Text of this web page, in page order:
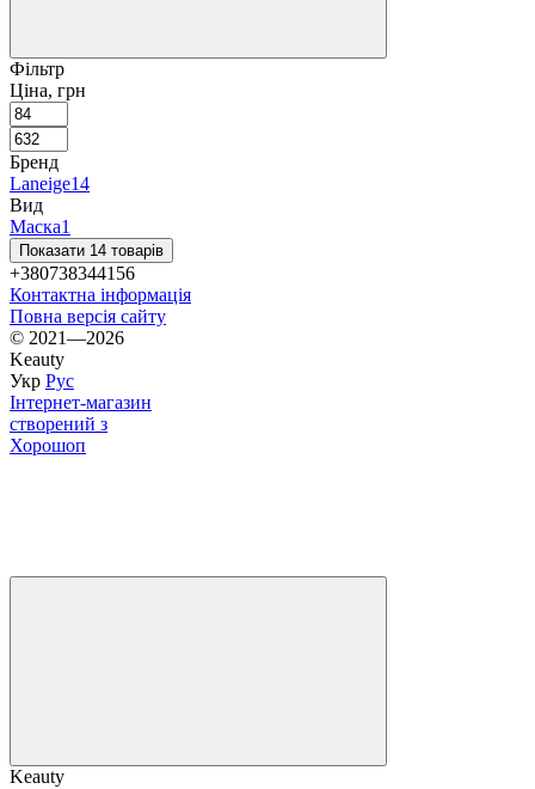
Фільтр
Ціна, грн
Бренд
Laneige14
Вид
Маска1
Показати 14 товарів
+380738344156
Контактна інформація
Повна версія сайту
© 2021—2026
Keauty
Укр Рус
Інтернет-магазин
створений з
Хорошоп
Keauty